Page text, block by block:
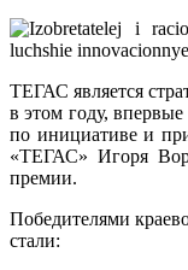
ТЕГАС является
в этом году,
по инициативе и
«ТЕГАС» Игоря
премии.
Победителями
стали: